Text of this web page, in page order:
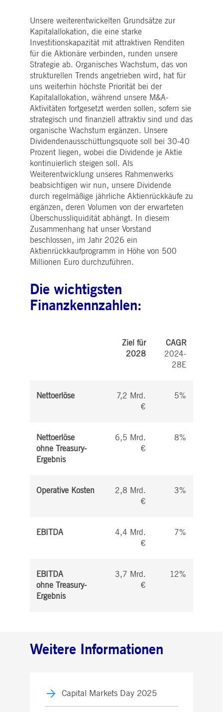
Unsere weiterentwickelten Grundsätze zur
Kapitalallokation, die eine starke
Investitionskapazität mit attraktiven Renditen
für die Aktionäre verbinden, runden unsere
Strategie ab. Organisches Wachstum, das von
strukturellen Trends angetrieben wird, hat für
uns weiterhin höchste Priorität bei der
Kapitalallokation, während unsere M&A-
Aktivitäten fortgesetzt werden sollen, sofern sie
strategisch und finanziell attraktiv sind und das
organische Wachstum ergänzen. Unsere
Dividendenausschüttungsquote soll bei 30-40
Prozent liegen, wobei die Dividende je Aktie
kontinuierlich steigen soll. Als
Weiterentwicklung unseres Rahmenwerks
beabsichtigen wir nun, unsere Dividende
durch regelmäßige jährliche Aktienrückkäufe zu
ergänzen, deren Volumen von der erwarteten
Überschussliquidität abhängt. In diesem
Zusammenhang hat unser Vorstand
beschlossen, im Jahr 2026 ein
Aktienrückkaufprogramm in Höhe von 500
Millionen Euro durchzuführen.
Die wichtigsten
Finanzkennzahlen:
Ziel für
2028
CAGR
2024-
28E
Nettoerlöse
7,2 Mrd.
€
5%
Nettoerlöse
ohne Treasury-
Ergebnis
6,5 Mrd.
€
8%
Operative Kosten
2,8 Mrd.
€
3%
EBITDA
4,4 Mrd.
€
7%
EBITDA
ohne Treasury-
Ergebnis
3,7 Mrd.
€
12%
Weitere Informationen
Capital Markets Day 2025
Sekunden
dabei zu helfen, das Besucherverhalten zu
verfolgen und die Leistung der Website zu
messen. Es handelt sich um ein Muster-
Cookie, bei dem auf das Präfix _pk_ses eine
kurze Reihe von Zahlen und Buchstaben folgt,
von denen angenommen wird, dass sie ein
Referenzcode für die Domäne sind, die das
Cookie setzt.